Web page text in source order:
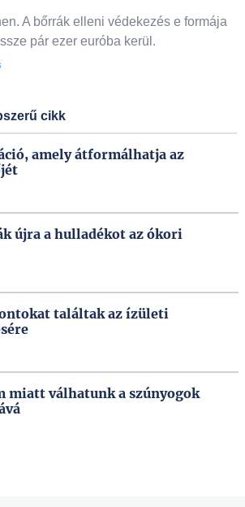
A bőrrák elleni védekezés e formája
pár ezer euróba kerül.
cikk
amely átformálhatja az
újra a hulladékot az ókori
találtak az ízületi
miatt válhatunk a szúnyogok